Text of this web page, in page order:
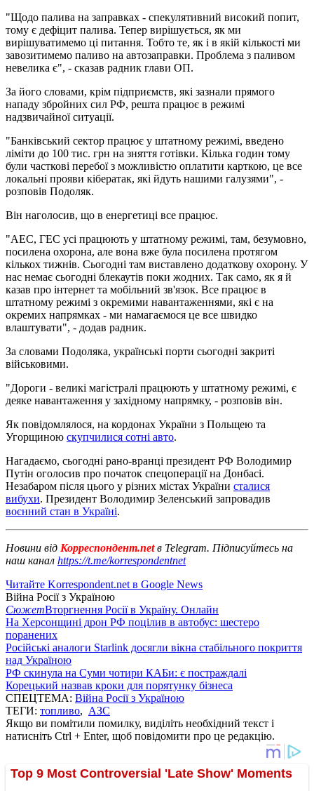
"Щодо палива на заправках - спекулятивний високий попит,
тому є дефіцит палива. Тепер вирішується, як ми
вирішуватимемо ці питання. Тобто те, як і в якій кількості ми
завозитимемо паливо на автозаправки. Проблема з паливом
невелика є", - сказав радник глави ОП.
За його словами, крім підприємств, які зазнали прямого
нападу збройних сил РФ, решта працює в режимі
надзвичайної ситуації.
"Банківський сектор працює у штатному режимі, введено
ліміти до 100 тис. грн на зняття готівки. Кілька годин тому
були часткові перебої з можливістю оплатити карткою, це все
локальні прояви кібератак, які йдуть нашими галузями", -
розповів Подоляк.
Він наголосив, що в енергетиці все працює.
"АЕС, ГЕС усі працюють у штатному режимі, там, безумовно,
посилена охорона, але вона вже була посилена протягом
кількох тижнів. Сьогодні там виставлено додаткову охорону. У
нас немає сьогодні блекаутів поки жодних. Так само, як я й
казав про інтернет та мобільний зв'язок. Все працює в
штатному режимі з окремими навантаженнями, які є на
окремих напрямках - ми намагаємося це все швидко
влаштувати", - додав радник.
За словами Подоляка, українські порти сьогодні закриті
військовими.
"Дороги - великі магістралі працюють у штатному режимі, є
деяке навантаження у західному напрямку, - розповів він.
Як повідомлялося, на кордонах України з Польщею та
Угорщиною скупчилися сотні авто.
Нагадаємо, сьогодні рано-вранці президент РФ Володимир
Путін оголосив про початок спецоперації на Донбасі.
Незабаром після цього у різних містах України сталися
вибухи. Президент Володимир Зеленський запровадив
воєнний стан в Україні.
Новини від Корреспондент.netв Telegram. Підписуйтесь на
наш канал https://t.me/korrespondentnet
Читайте Korrespondent.net в Google News
Війна Росії з Україною
СюжетВторгнення Росії в Україну. Онлайн
На Херсонщині дрон РФ поцілив в автобус: шестеро
поранених
Російські аналоги Starlink досягли вікна стабільного покриття
над Україною
РФ скинула на Суми чотири КАБи: є постраждалі
Корецький назвав кроки для порятунку бізнеса
СПЕЦТЕМА: Війна Росії з Україною
ТЕГИ: топливо, АЗС
Якщо ви помітили помилку, виділіть необхідний текст і
натисніть Ctrl + Enter, щоб повідомити про це редакцію.